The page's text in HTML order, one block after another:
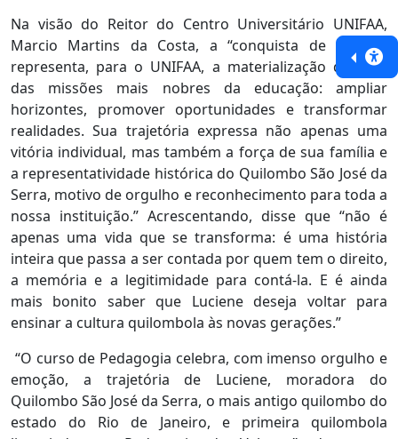
Na visão do Reitor do Centro Universitário UNIFAA,
Marcio Martins da Costa, a “conquista de Luciene
representa, para o UNIFAA, a materialização de uma
das missões mais nobres da educação: ampliar
horizontes, promover oportunidades e transformar
realidades. Sua trajetória expressa não apenas uma
vitória individual, mas também a força de sua família e
a representatividade histórica do Quilombo São José da
Serra, motivo de orgulho e reconhecimento para toda a
nossa instituição.” Acrescentando, disse que “não é
apenas uma vida que se transforma: é uma história
inteira que passa a ser contada por quem tem o direito,
a memória e a legitimidade para contá-la. E é ainda
mais bonito saber que Luciene deseja voltar para
ensinar a cultura quilombola às novas gerações.”
“O curso de Pedagogia celebra, com imenso orgulho e
emoção, a trajetória de Luciene, moradora do
Quilombo São José da Serra, o mais antigo quilombo do
estado do Rio de Janeiro, e primeira quilombola